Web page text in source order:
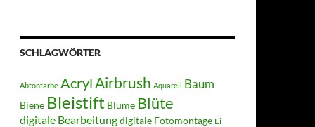
SCHLAGWÖRTER
Abtönfarbe AcrylAirbrush Aquarell Baum
Biene Bleistift Blume Blüte
digitale Bearbeitungdigitale Fotomontage Ei